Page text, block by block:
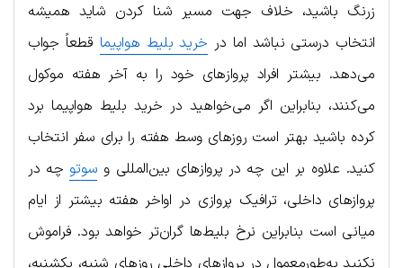
زرنگ باشید، خلاف جهت مسیر شنا کردن شاید همیشه
انتخاب درستی نباشد اما در خرید بلیط هواپیما قطعاً جواب
می‌دهد. بیشتر افراد پروازهای خود را به آخر هفته موکول
می‌کنند، بنابراین اگر می‌خواهید در خرید بلیط هواپیما برد
کرده باشید بهتر است روزهای وسط هفته را برای سفر انتخاب
کنید. علاوه بر این چه در پروازهای بین‌المللی و سوتو چه در
پروازهای داخلی، ترافیک پروازی در اواخر هفته بیشتر از ایام
میانی است بنابراین نرخ بلیط‌ها گران‌تر خواهد بود. فراموش